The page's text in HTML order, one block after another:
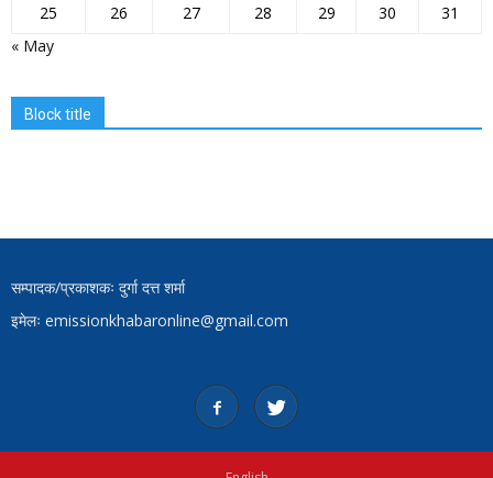
25
26 27 28 29 30
31
« May
Block title
सम्पादक/प्रकाशकः दुर्गा दत्त शर्मा
इमेलः emissionkhabaronline@gmail.com